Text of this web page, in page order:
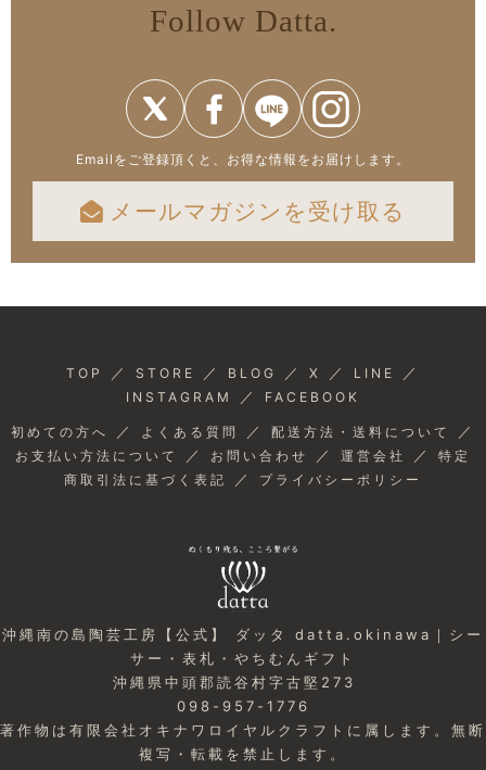
Follow Datta.
Emailをご登録頂くと、お得な情報をお届けします。
メールマガジンを受け取る
TOP ／ STORE ／ BLOG ／ X ／ LINE ／
INSTAGRAM ／ FACEBOOK
初めての方へ ／ よくある質問 ／ 配送方法・送料について ／
お支払い方法について ／ お問い合わせ ／ 運営会社 ／ 特定
商取引法に基づく表記
／ プライバシーポリシー
沖縄南の島陶芸工房【公式】 ダッタ datta.okinawa｜シー
サー・表札・やちむんギフト
沖縄県中頭郡読谷村字古堅273
098-957-1776
著作物は有限会社オキナワロイヤルクラフトに属します。無断
複写・転載を禁止します。